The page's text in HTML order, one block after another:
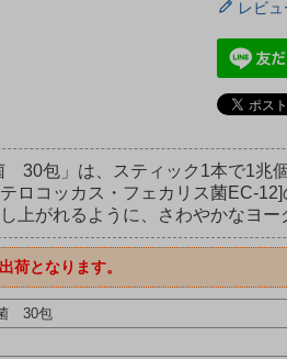
レビュ
30包」は、スティック1本で1兆
ロコッカス・フェカリス菌EC-
上がれるように、さわやかなヨー
荷となります。
30包